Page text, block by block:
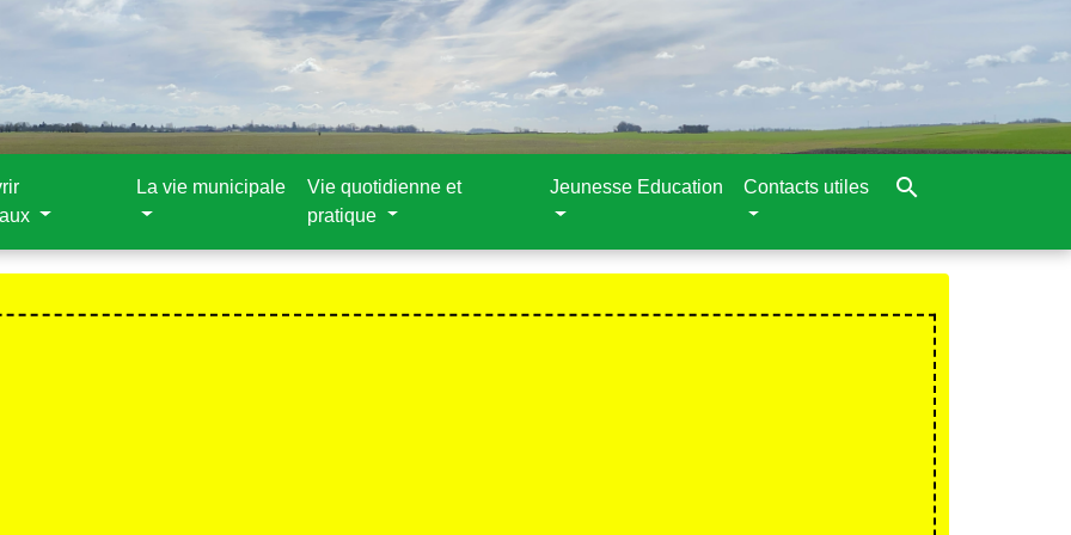
La vie municipale
Vie quotidienne et
pratique
Jeunesse Education Contacts utiles search